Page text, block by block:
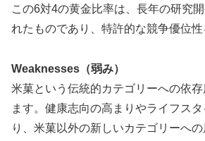
この6対4の黄金比率は、長年の研究
れたものであり、特許的な競争優位性
Weaknesses（弱み）
米菓という伝統的カテゴリーへの依
ます。健康志向の高まりやライフス
り、米菓以外の新しいカテゴリーへ